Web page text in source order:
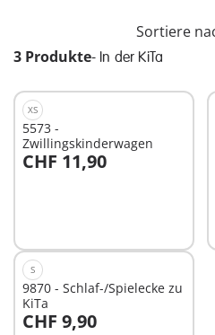
3 Produkte- In der KiTa
Sortiere
XS
5573 -
Zwillingskinderwagen
CHF 11,90
In den Warenkorb
S
9870 - Schlaf-/Spielecke zu
KiTa
CHF 9,90